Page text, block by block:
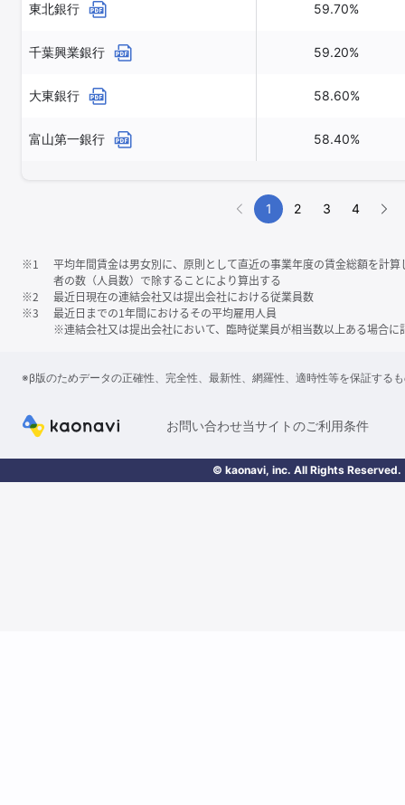
東北銀行 59.70%
千葉興業銀行 59.20%
大東銀行 58.60%
富山第一銀行 58.40%
1 2 3 4
※1
平均年間賃金は男女別に、原則として直近の事業年度の賃金総額を計
者の数（人員数）で除することにより算出する
※2
最近日現在の連結会社又は提出会社における従業員数
※3
最近日までの1年間におけるその平均雇用人員
※連結会社又は提出会社において、臨時従業員が相当数以上ある場合に
※β版のためデータの正確性、完全性、最新性、網羅性、適時性等を保証する
お問い合わせ当サイトのご利用条件
© kaonavi, inc. All Rights Reserved.